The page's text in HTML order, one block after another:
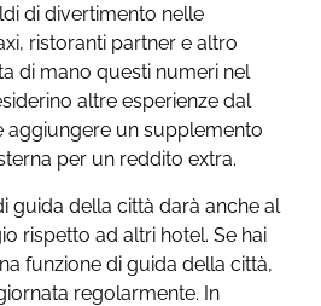
di divertimento nelle
ristoranti partner e altro
di mano questi numeri nel
altre esperienze dal
aggiungere un supplemento
per un reddito extra.
guida della città darà anche al
rispetto ad altri hotel. Se hai
funzione di guida della città,
regolarmente. In